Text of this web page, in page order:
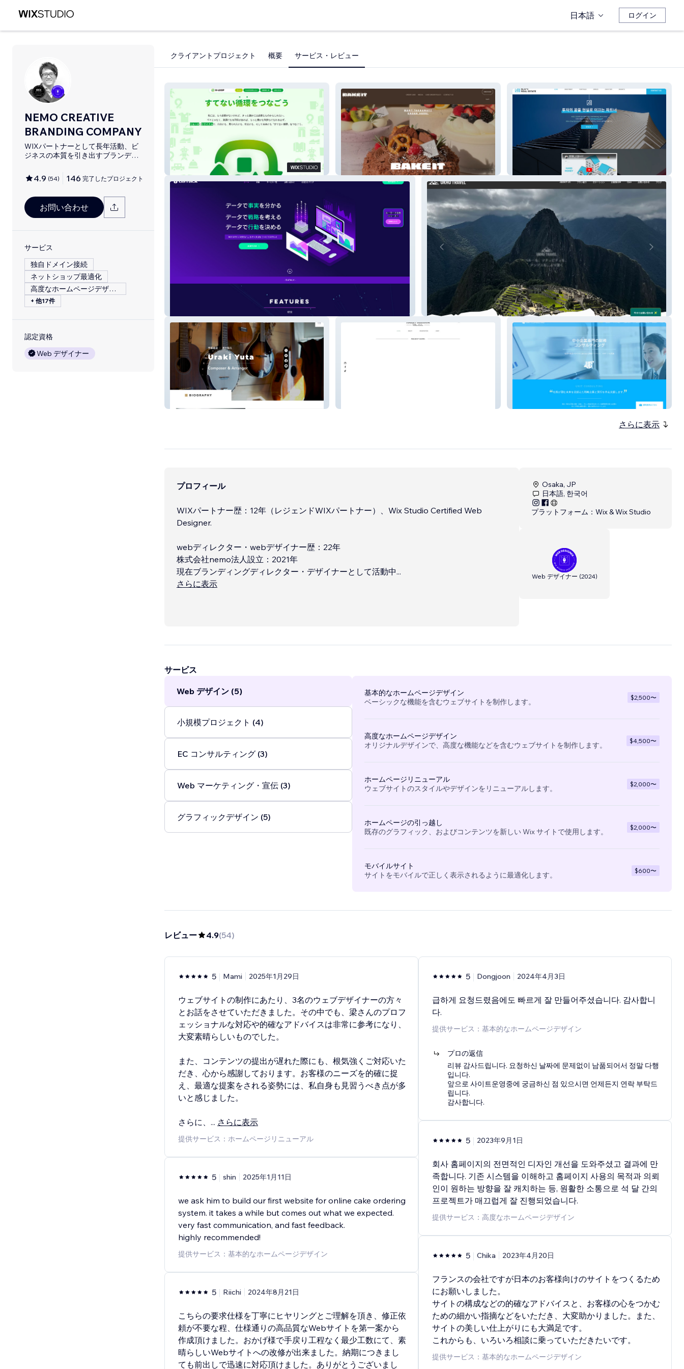
日本語 ログイン
NEMO CREATIVE
BRANDING COMPANY
WIXパートナーとして長年活動、ビ
ジネスの本質を引き出すブランディ
ト・SEO対策のお手伝いをしており
ます！
4.9 (54) 146 完了したプロジェクト
お問い合わせ
サービス
独自ドメイン接続
ネットショップ最適化
高度なホームページデザイン
+ 他17件
認定資格
Web デザイナー
クライアントプロジェクト 概要 サービス・レビュー
R-LOOP Bake It - new
UKHU TRAVEL
UNIT CONSULTING
さらに表示
プロフィール
WIXパートナー歴：12年（レジェンドWIXパートナー）、Wix Studio Certified Web
Designer.
webディレクター・webデザイナー歴：22年
株式会社nemo法人設立：2021年
現在ブランディングディレクター・デザイナーとして活動中...
さらに表示
Osaka, JP
日本語, 한국어
プラットフォーム： Wix & Wix Studio
Web デザイナー (2024)
サービス
Web デザイン (5)
小規模プロジェクト (4)
EC コンサルティング (3)
Web マーケティング・宣伝 (3)
グラフィックデザイン (5)
基本的なホームページデザイン
ベーシックな機能を含むウェブサイトを制作します。
$2,500〜
高度なホームページデザイン
オリジナルデザインで、高度な機能などを含むウェブサイトを制作します。
$4,500〜
ホームページリニューアル
ウェブサイトのスタイルやデザインをリニューアルします。
$2,000〜
ホームページの引っ越し
既存のグラフィック、およびコンテンツを新しい Wix サイトで使用します。
$2,000〜
モバイルサイト
サイトをモバイルで正しく表示されるように最適化します。
$600〜
レビュー 4.9(54)
5 Mami 2025年1月29日
ウェブサイトの制作にあたり、3名のウェブデザイナーの方々
とお話をさせていただきました。その中でも、梁さんのプロフ
ェッショナルな対応や的確なアドバイスは非常に参考になり、
大変素晴らしいものでした。
また、コンテンツの提出が遅れた際にも、根気強くご対応いた
だき、心から感謝しております。お客様のニーズを的確に捉
え、最適な提案をされる姿勢には、私自身も見習うべき点が多
いと感じました。
さらに、 ... さらに表示
提供サービス：ホームページリニューアル
5 shin 2025年1月11日
we ask him to build our first website for online cake ordering
system. it takes a while but comes out what we expected.
very fast communication, and fast feedback.
highly recommended!
提供サービス：基本的なホームページデザイン
5 Riichi 2024年8月21日
こちらの要求仕様を丁寧にヒヤリングとご理解を頂き、修正依
頼が不要な程、仕様通りの高品質なWebサイトを第一案から
作成頂けました。おかげ様で手戻り工程なく最少工数にて、素
晴らしいWebサイトへの改修が出来ました。納期につきまし
ても前出しで迅速に対応頂けました。ありがとうございまし
5 Dongjoon 2024年4月3日
급하게 요청드렸음에도 빠르게 잘 만들어주셨습니다. 감사합니
다.
提供サービス：基本的なホームページデザイン
プロの返信
리뷰 감사드립니다. 요청하신 날짜에 문제없이 남품되어서 정말 다행
입니다.
앞으로 사이트운영중에 궁금하신 점 있으시면 언제든지 연락 부탁드
립니다.
감사합니다.
5 2023年9月1日
회사 홈페이지의 전면적인 디자인 개선을 도와주셨고 결과에 만
족합니다. 기존 시스템을 이해하고 홈페이지 사용의 목적과 의뢰
인이 원하는 방향을 잘 캐치하는 등, 원활한 소통으로 석 달 간의
프로젝트가 매끄럽게 잘 진행되었습니다.
提供サービス：高度なホームページデザイン
5 Chika 2023年4月20日
フランスの会社ですが日本のお客様向けのサイトをつくるため
にお願いしました。
サイトの構成などの的確なアドバイスと、お客様の心をつかむ
ための細かい指摘などをいただき、大変助かりました。また、
サイトの美しい仕上がりにも大満足です。
これからも、いろいろ相談に乗っていただきたいです。
提供サービス：基本的なホームページデザイン